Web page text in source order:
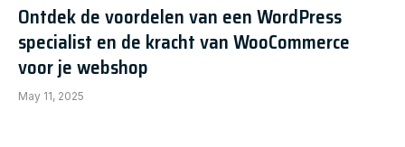
Ontdek de voordelen van een WordPress
specialist en de kracht van WooCommerce
voor je webshop
May 11, 2025